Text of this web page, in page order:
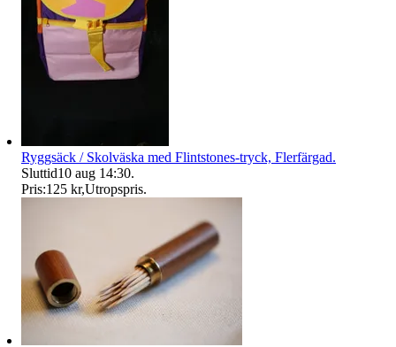
Ryggsäck / Skolväska med Flintstones-tryck, Flerfärgad.
Sluttid10 aug 14:30.
Pris:125 kr,Utropspris.